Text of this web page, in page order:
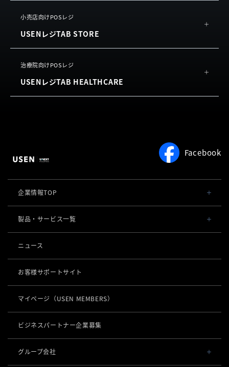
よくある質問
利用規約
USEN Ticket & Pay
概要
機能
小売店向けPOSレジ
USENレジTAB STORE
概要
機能
治療院向けPOSレジ
USENレジTAB HEALTHCARE
Facebook
企業情報TOP
会社概要・役員一覧
社長メッセージ
事業所一覧
店舗DX
製品・サービス一覧
POSレジ 他
USENセルフレジ
USENレジTAB STORE
勤怠管理「USEN スタッフシフト」
オーダーシステム
USEN ハンディ
USEN Mobile Order
USEN Tablet Order
キャッシュレス決済
USEN PAY
USEN PAY
USEN PAY ENTRY
ロボティクス
KettyBot Pro（配膳）
USEN SMART RESERVE
導入事例
ニュース
お客様サポートサイト
マイページ （USEN MEMBERS）
ビジネスパートナー企業募集
グループ会社